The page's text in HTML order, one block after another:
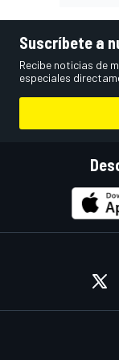
Suscríbete a
Recibe noticias de
especiales